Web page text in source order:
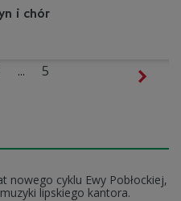
i chór
... 5
nowego cyklu Ewy Pobłockiej,
lipskiego kantora.